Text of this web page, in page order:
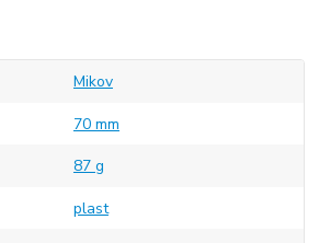
Mikov
70 mm
87 g
plast